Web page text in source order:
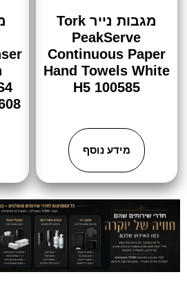
מגבות נייר Tork
PeakServe
Continuous Paper
Hand Towels White
H5 100585
מידע נוסף
561608